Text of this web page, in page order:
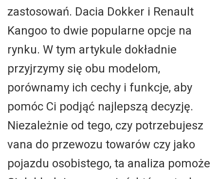
zastosowań. Dacia Dokker i Renault
Kangoo to dwie popularne opcje na
rynku. W tym artykule dokładnie
przyjrzymy się obu modelom,
porównamy ich cechy i funkcje, aby
pomóc Ci podjąć najlepszą decyzję.
Niezależnie od tego, czy potrzebujesz
vana do przewozu towarów czy jako
pojazdu osobistego, ta analiza pomoże